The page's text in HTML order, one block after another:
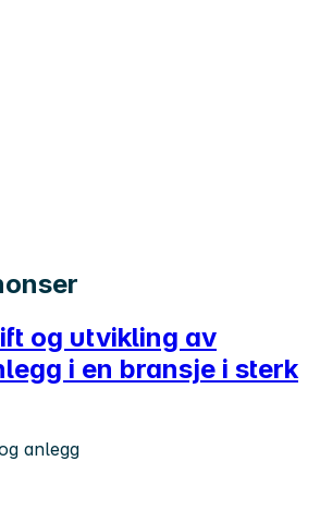
og utvikling av
i en bransje i sterk
anlegg